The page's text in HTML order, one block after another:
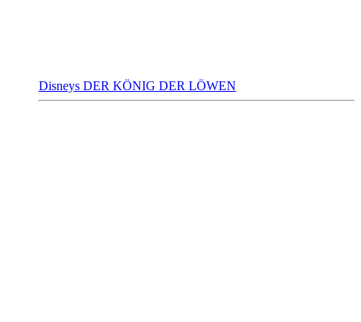
Disneys DER KÖNIG DER LÖWEN